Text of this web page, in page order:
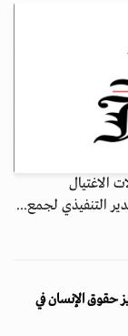
حالات الاغتيال
التنفيذي لجمع...
حقوق الإنسان في